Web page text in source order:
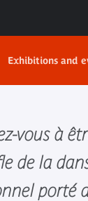
Exhibitions and
vous à
de la
porté